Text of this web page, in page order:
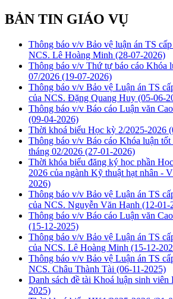
BẢN TIN GIÁO VỤ
Thông báo v/v Bảo vệ luận án TS
NCS. Lê Hoàng Minh (28-07-2026)
Thông báo v/v Thứ tự báo cáo Khóa
07/2026 (19-07-2026)
Thông báo v/v Bảo vệ Luận án TS
của NCS. Đặng Quang Huy (05-06-
Thông báo v/v Báo cáo Luận văn
(09-04-2026)
Thời khoá biểu Học kỳ 2/2025-2026
Thông báo v/v Báo cáo Khóa luận
tháng 02/2026 (27-01-2026)
Thời khóa biểu đăng ký học phần
2026 của ngành Kỹ thuật hạt nhân -
2026)
Thông báo v/v Bảo vệ Luận án TS
của NCS. Nguyễn Văn Hạnh (12-01-
Thông báo v/v Báo cáo Luận văn
(15-12-2025)
Thông báo v/v Bảo vệ Luận án TS
của NCS. Lê Hoàng Minh (15-12-
Thông báo v/v Bảo vệ Luận án TS
NCS. Châu Thành Tài (06-11-2025)
Danh sách đề tài Khoá luận sinh viên
2025)